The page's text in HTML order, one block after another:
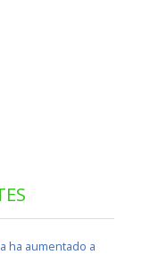
ha aumentado a